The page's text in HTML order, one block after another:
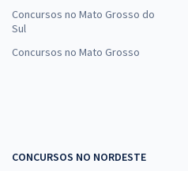
Concursos no Mato Grosso do
Sul
Concursos no Mato Grosso
CONCURSOS NO NORDESTE